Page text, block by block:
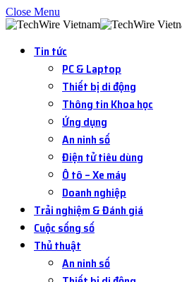
Close Menu
Tin tức
PC & Laptop
Thiết bị di động
Thông tin Khoa học
Ứng dụng
An ninh số
Điện tử tiêu dùng
Ô tô – Xe máy
Doanh nghiệp
Trải nghiệm & Đánh giá
Cuộc sống số
Thủ thuật
An ninh số